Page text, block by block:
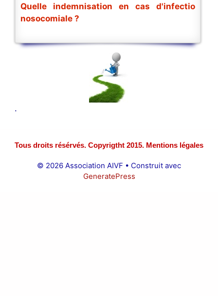
Quelle indemnisation en cas d'infectio
nosocomiale ?
.
Tous droits résérvés. Copyrigtht 2015. Mentions légales
© 2026 Association AIVF • Construit avec
GeneratePress